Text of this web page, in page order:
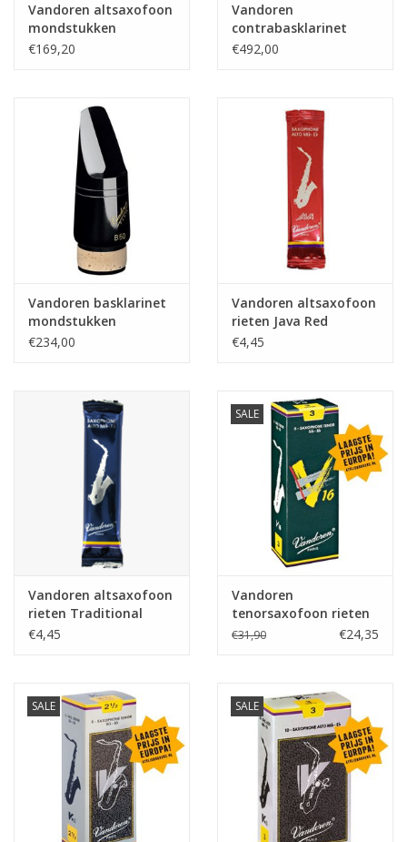
Vandoren altsaxofoon
mondstukken
Optimum
€169,20
Vandoren
contrabasklarinet
mondstukken
€492,00
Vandoren basklarinet
mondstukken
Traditional
€234,00
Vandoren altsaxofoon
rieten Java Red
€4,45
Vandoren altsaxofoon
rieten Traditional
€4,45
SALE
Vandoren
tenorsaxofoon rieten
V16
€31,90 €24,35
SALE SALE